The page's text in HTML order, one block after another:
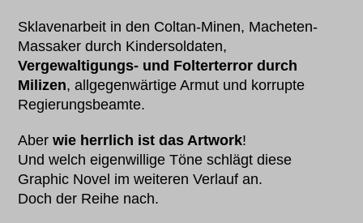
Sklavenarbeit in den Coltan-Minen, Macheten-
Massaker durch Kindersoldaten,
Vergewaltigungs- und Folterterror durch
Milizen, allgegenwärtige Armut und korrupte
Regierungsbeamte.
Aberwie herrlich ist das Artwork!
Und welch eigenwillige Töne schlägt diese
Graphic Novel im weiteren Verlauf an.
Doch der Reihe nach.